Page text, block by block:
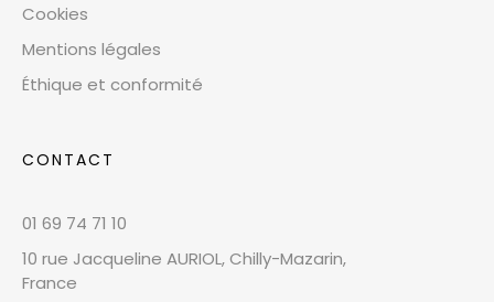
Cookies
Mentions légales
Éthique et conformité
CONTACT
01 69 74 71 10
10 rue Jacqueline AURIOL, Chilly-Mazarin,
France